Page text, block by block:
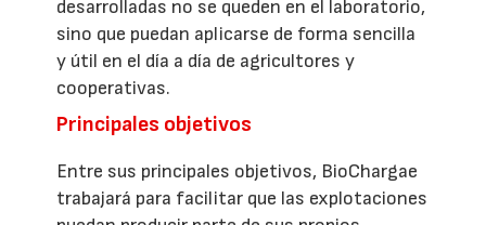
desarrolladas no se queden en el laboratorio,
sino que puedan aplicarse de forma sencilla
y útil en el día a día de agricultores y
cooperativas.
Principales objetivos
Entre sus principales objetivos, BioChargae
trabajará para facilitar que las explotaciones